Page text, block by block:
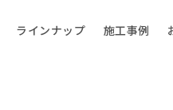
ラインナップ 施工事例